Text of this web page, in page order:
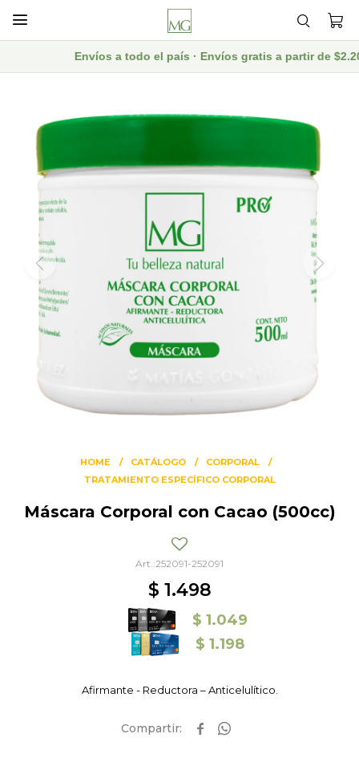

Envíos a todo el país · Envíos gratis a partir de
HOME CATÁLOGO
CORPORAL
TRATAMIENTO ESPECÍFICO CORPORAL
Máscara Corporal con Cacao (500cc)
252091-252091
$ 1.498
$ 1.049
$ 1.198
Afirmante - Reductora – Anticelulítico.
 